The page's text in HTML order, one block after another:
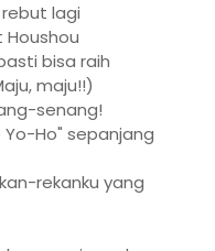
lagi
Houshou
bisa raih
maju!!)
senang!
Ho" sepanjang
rekanku yang